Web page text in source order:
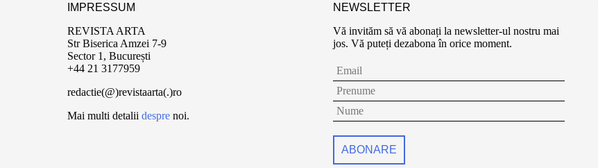
IMPRESSUM
REVISTA ARTA
Str Biserica Amzei 7-9
Sector 1, București
+44 21 3177959
redactie(@)revistaarta(.)ro
Mai multi detalii despre noi.
NEWSLETTER
Vă invităm să vă abonați la newsletter-ul nostru mai
jos. Vă puteți dezabona în orice moment.